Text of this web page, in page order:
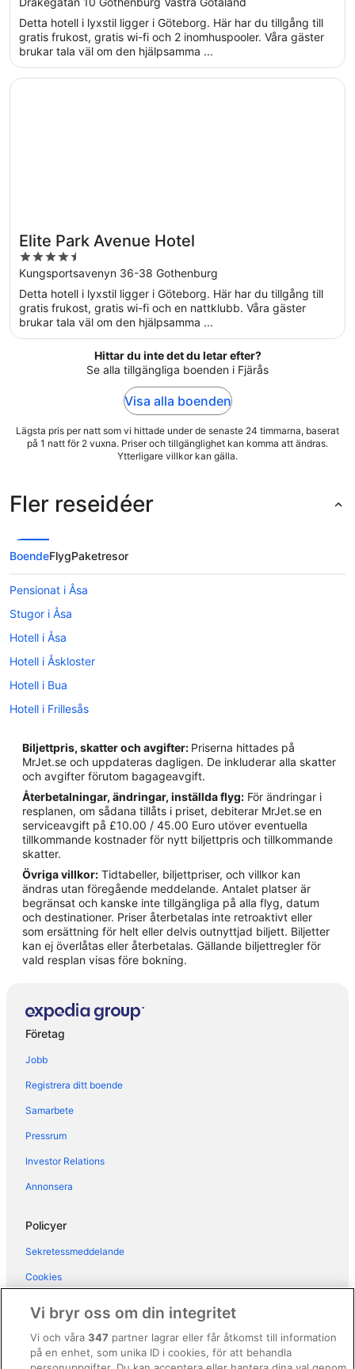
of
5
Detta hotell i lyxstil ligger i Göteborg. Här har du tillgång till
gratis frukost, gratis wi-fi och 2 inomhuspooler. Våra gäster
brukar tala väl om den hjälpsamma ...
Elite Park Avenue Hotel
4.5
out
of
5
Kungsportsavenyn 36-38 Gothenburg
Detta hotell i lyxstil ligger i Göteborg. Här har du tillgång till
gratis frukost, gratis wi-fi och en nattklubb. Våra gäster
brukar tala väl om den hjälpsamma ...
Öppnas i ett nytt fönster
Elite Park Avenue Hotel
Hittar du inte det du letar efter?
Se alla tillgängliga boenden i Fjärås
Visa alla boenden
Lägsta pris per natt som vi hittade under de senaste 24 timmarna, baserat
på 1 natt för 2 vuxna. Priser och tillgänglighet kan komma att ändras.
Ytterligare villkor kan gälla.
Fler reseidéer
BoendeFlygPaketresor
Pensionat i Åsa
Stugor i Åsa
Hotell i Åsa
Hotell i Åskloster
Hotell i Bua
Hotell i Frillesås
Hotell i Kungsäter
Hotell i Kungsbacka
Hotell i Onsala
Hotell i Särö
Hotell i Veddige
B&B i Kungsbacka
Hotell i Kungsbacka kommun
Stugor i Kungsbacka
B&B i Onsala
Privata semesterbostäder i Onsala
Stugor i Särö
Hotell i Varbergs kommun
Biljettpris, skatter och avgifter: Priserna hittades på
MrJet.se och uppdateras dagligen. De inkluderar alla skatter
och avgifter förutom bagageavgift.
Återbetalningar, ändringar, inställda flyg: För ändringar i
resplanen, om sådana tillåts i priset, debiterar MrJet.se en
serviceavgift på £10.00 / 45.00 Euro utöver eventuella
tillkommande kostnader för nytt biljettpris och tillkommande
skatter.
Övriga villkor: Tidtabeller, biljettpriser, och villkor kan
ändras utan föregående meddelande. Antalet platser är
begränsat och kanske inte tillgängliga på alla flyg, datum
och destinationer. Priser återbetalas inte retroaktivt eller
som ersättning för helt eller delvis outnyttjad biljett. Biljetter
kan ej överlåtas eller återbetalas. Gällande biljettregler för
vald resplan visas före bokning.
Företag
Jobb
Registrera ditt boende
Samarbete
Pressrum
Investor Relations
Annonsera
Policyer
Sekretessmeddelande
Cookies
Regler och villkor för Vrbo
Vi bryr oss om din integritet
Vi och våra347 partner lagrar eller får åtkomst till information
på en enhet, som unika ID i cookies, för att behandla